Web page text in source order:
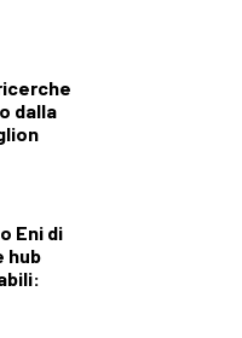
dalla
Eni di
hub